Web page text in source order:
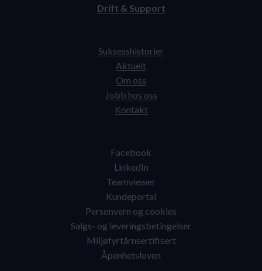
Drift & Support
Suksesshistorier
Aktuelt
Om oss
Jobb hos oss
Kontakt
Facebook
LinkedIn
Teamviewer
Kundeportal
Personvern og cookies
Salgs- og leveringsbetingelser
Miljøfyrtårnsertifisert
Åpenhetsloven